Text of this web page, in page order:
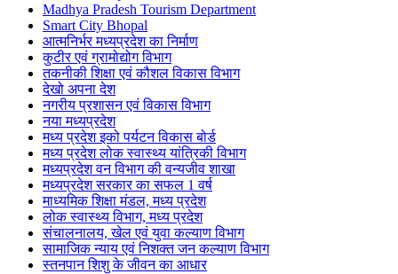
Madhya Pradesh Tourism Department
Smart City Bhopal
आत्मनिर्भर मध्यप्रदेश का निर्माण
कुटीर एवं ग्रामोद्योग विभाग
तकनीकी शिक्षा एवं कौशल विकास विभाग
देखो अपना देश
नगरीय प्रशासन एवं विकास विभाग
नया मध्यप्रदेश
मध्य प्रदेश इको पर्यटन विकास बोर्ड
मध्य प्रदेश लोक स्वास्थ्य यांत्रिकी विभाग
मध्यप्रदेश वन विभाग की वन्यजीव शाखा
मध्यप्रदेश सरकार का सफल 1 वर्ष
माध्यमिक शिक्षा मंडल, मध्य प्रदेश
लोक स्वास्थ्य विभाग, मध्य प्रदेश
संचालनालय, खेल एवं युवा कल्याण विभाग
सामाजिक न्याय एवं निशक्त जन कल्याण विभाग
स्तनपान शिशु के जीवन का आधार